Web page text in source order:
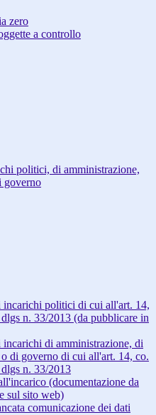
zero
a controllo
politici, di amministrazione,
governo
incarichi politici di cui all'art. 14,
n. 33/2013 (da pubblicare in
di amministrazione, di
di governo di cui all'art. 14, co.
n. 33/2013
(documentazione da
sul sito web)
comunicazione dei dati